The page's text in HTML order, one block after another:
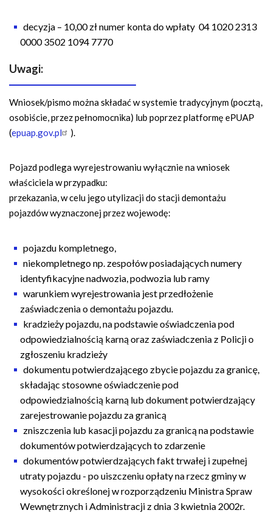
decyzja – 10,00 zł numer konta do wpłaty 04 1020 2313
0000 3502 1094 7770
Uwagi:
Wniosek/pismo można składać w systemie tradycyjnym (pocztą,
osobiście, przez pełnomocnika) lub poprzez platformę ePUAP
(epuap.gov.pl ).
Pojazd podlega wyrejestrowaniu wyłącznie na wniosek
właściciela w przypadku:
przekazania, w celu jego utylizacji do stacji demontażu
pojazdów wyznaczonej przez wojewodę:
pojazdu kompletnego,
niekompletnego np. zespołów posiadających numery
identyfikacyjne nadwozia, podwozia lub ramy
warunkiem wyrejestrowania jest przedłożenie
zaświadczenia o demontażu pojazdu.
kradzieży pojazdu, na podstawie oświadczenia pod
odpowiedzialnością karną oraz zaświadczenia z Policji o
zgłoszeniu kradzieży
dokumentu potwierdzającego zbycie pojazdu za granicę,
składając stosowne oświadczenie pod
odpowiedzialnością karną lub dokument potwierdzający
zarejestrowanie pojazdu za granicą
zniszczenia lub kasacji pojazdu za granicą na podstawie
dokumentów potwierdzających to zdarzenie
dokumentów potwierdzających fakt trwałej i zupełnej
utraty pojazdu - po uiszczeniu opłaty na rzecz gminy w
wysokości określonej w rozporządzeniu Ministra Spraw
Wewnętrznych i Administracji z dnia 3 kwietnia 2002r.